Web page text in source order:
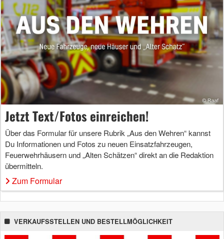
Jetzt Text/Fotos einreichen!
Über das Formular für unsere Rubrik „Aus den Wehren“ kannst
Du Informationen und Fotos zu neuen Einsatzfahrzeugen,
Feuerwehrhäusern und „Alten Schätzen“ direkt an die Redaktion
übermitteln.
Zum Formular
VERKAUFSSTELLEN UND BESTELLMÖGLICHKEIT